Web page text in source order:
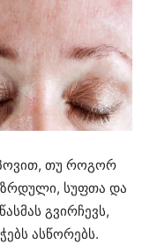
თუ როგორ
სუფთა და
გვირჩევს,
ასწორებს.